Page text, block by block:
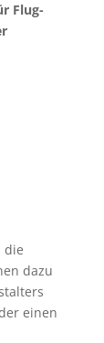
Flug-
die
dazu
einen